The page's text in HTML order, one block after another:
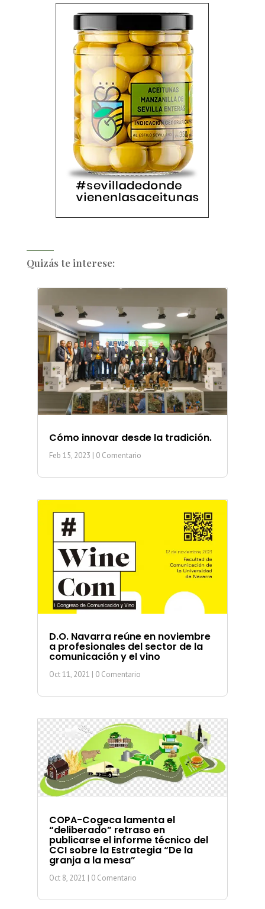
Quizás te interese:
Cómo innovar desde la tradición.
Feb 15, 2023 | 0 Comentario
D.O. Navarra reúne en noviembre
a profesionales del sector de la
comunicación y el vino
Oct 11, 2021 | 0 Comentario
COPA-Cogeca lamenta el
“deliberado” retraso en
publicarse el informe técnico del
CCI sobre la Estrategia “De la
granja a la mesa”
Oct 8, 2021 | 0 Comentario